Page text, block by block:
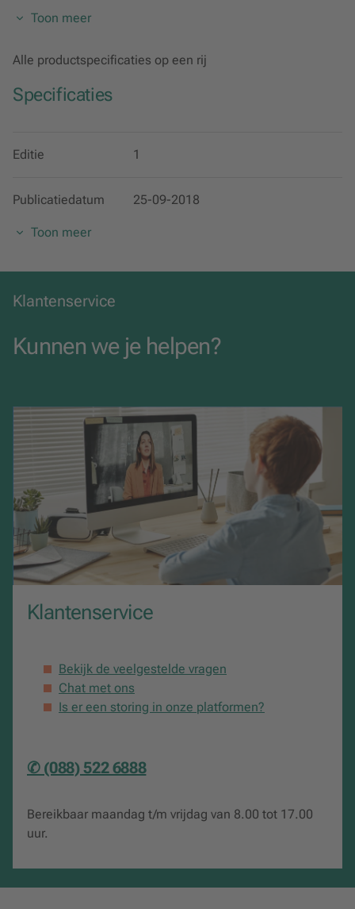
Duits
Economie
Natuur- en scheikunde
Toon meer
Alle productspecificaties op een rij
Specificaties
Editie 1
Publicatiedatum 25-09-2018
Uitgavevorm Digitaal
Licentieduur 12
Toon meer
Klantenservice
Kunnen we je helpen?
Klantenservice
Bekijk de veelgestelde vragen
Chat met ons
Is er een storing in onze platformen?
✆ (088) 522 6888
Bereikbaar maandag t/m vrijdag van 8.00 tot 17.00
uur.